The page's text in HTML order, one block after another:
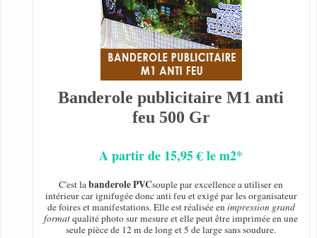
Banderole publicitaire M1 anti
feu 500 Gr
A partir de 15,95 € le m2*
C'est labanderole PVCsouple par excellence a utiliser en
intérieur car ignifugée donc anti feu et exigé par les organisateur
de foires et manifestations. Elle est réalisée enimpression grand
formatqualité photo sur mesure et elle peut être imprimée en une
seule pièce de 12 m de long et 5 de large sans soudure.